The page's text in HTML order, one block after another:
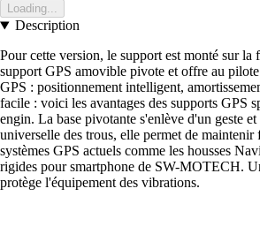
Loading...
Description
Pour cette version, le support est monté sur
support GPS amovible pivote et offre au
GPS : positionnement intelligent,
facile : voici les avantages des supports GPS
engin. La base pivotante s'enlève d'un geste
universelle des trous, elle permet de
systèmes GPS actuels comme les housses
rigides pour smartphone de SW-MOTECH.
protège l'équipement des vibrations.